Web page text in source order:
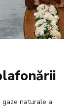
naturale a